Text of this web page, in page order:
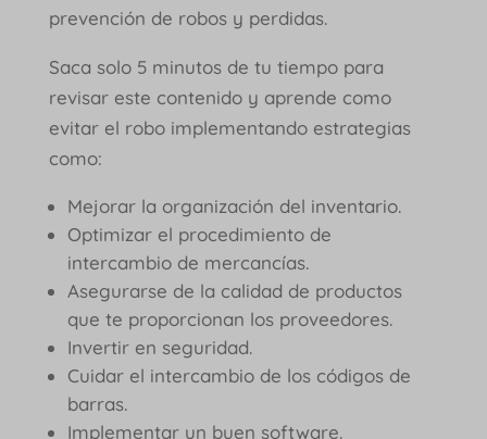
prevención de robos y perdidas.
Saca solo 5 minutos de tu tiempo para
revisar este contenido y aprende como
evitar el robo implementando estrategias
como:
Mejorar la organización del inventario.
Optimizar el procedimiento de
intercambio de mercancías.
Asegurarse de la calidad de productos
que te proporcionan los proveedores.
Invertir en seguridad.
Cuidar el intercambio de los códigos de
barras.
Implementar un buen software.